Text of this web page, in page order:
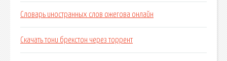
Словарь иностранных слов ожегова онлайн
Скачать тони брекстон через торрент